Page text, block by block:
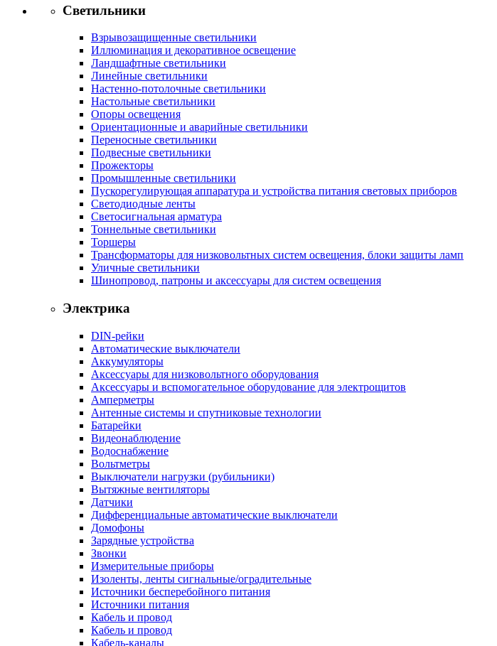
Светильники
Взрывозащищенные светильники
Иллюминация и декоративное освещение
Ландшафтные светильники
Линейные светильники
Настенно-потолочные светильники
Настольные светильники
Опоры освещения
Ориентационные и аварийные светильники
Переносные светильники
Подвесные светильники
Прожекторы
Промышленные светильники
Пускорегулирующая аппаратура и устройства питания световых приборов
Светодиодные ленты
Светосигнальная арматура
Тоннельные светильники
Торшеры
Трансформаторы для низковольтных систем освещения, блоки защиты ламп
Уличные светильники
Шинопровод, патроны и аксессуары для систем освещения
Электрика
DIN-рейки
Автоматические выключатели
Аккумуляторы
Аксессуары для низковольтного оборудования
Аксессуары и вспомогательное оборудование для электрощитов
Амперметры
Антенные системы и спутниковые технологии
Батарейки
Видеонаблюдение
Водоснабжение
Вольтметры
Выключатели нагрузки (рубильники)
Вытяжные вентиляторы
Датчики
Дифференциальные автоматические выключатели
Домофоны
Зарядные устройства
Звонки
Измерительные приборы
Изоленты, ленты сигнальные/оградительные
Источники бесперебойного питания
Источники питания
Кабель и провод
Кабель и провод
Кабель-каналы